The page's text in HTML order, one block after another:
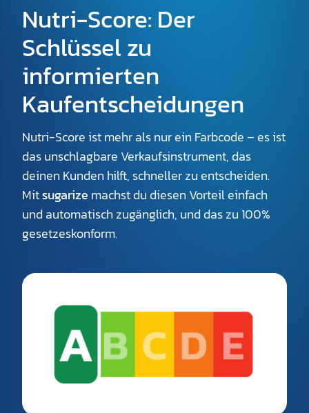
Nutri-Score: Der
Schlüssel zu
informierten
Kaufentscheidungen
Nutri-Score ist mehr als nur ein Farbcode – es ist
das unschlagbare Verkaufsinstrument, das
deinen Kunden hilft, schneller zu entscheiden.
Mitsugarize machst du diesen Vorteil einfach
und automatisch zugänglich, und das zu 100%
gesetzeskonform.